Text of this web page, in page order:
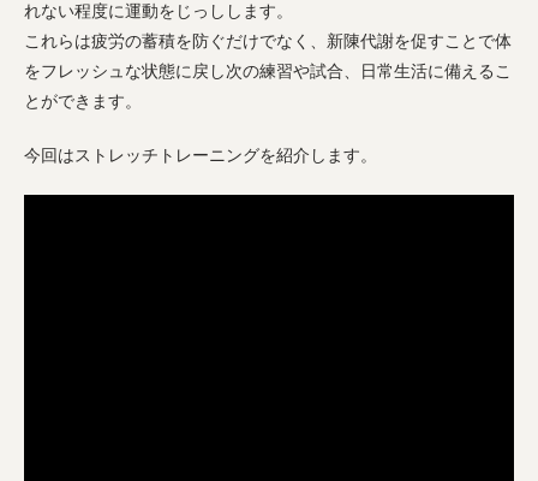
れない程度に運動をじっしします。
これらは疲労の蓄積を防ぐだけでなく、新陳代謝を促すことで体
をフレッシュな状態に戻し次の練習や試合、日常生活に備えるこ
とができます。
今回はストレッチトレーニングを紹介します。